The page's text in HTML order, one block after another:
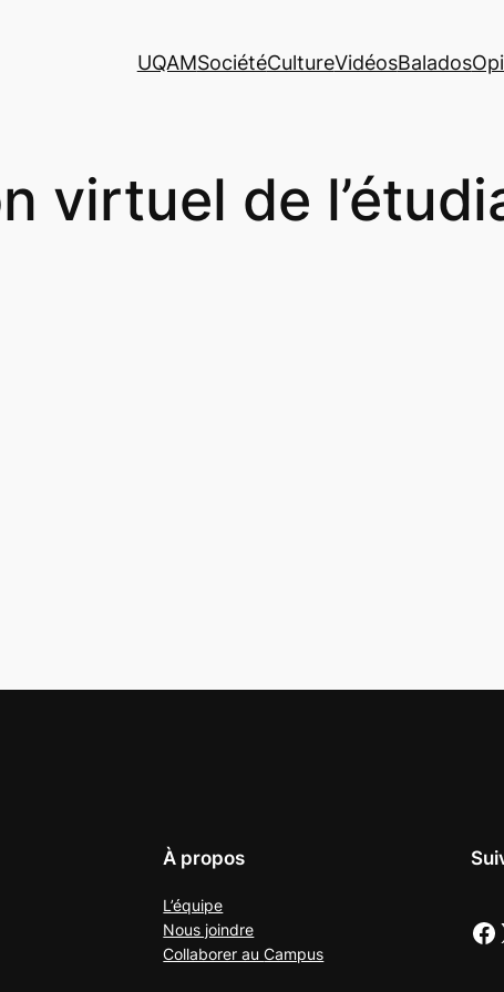
UQAMSociétéCultureVidéosBalados
virtuel de
À propos
L’équipe
Nous joindre
Collaborer auCampus
Facebook